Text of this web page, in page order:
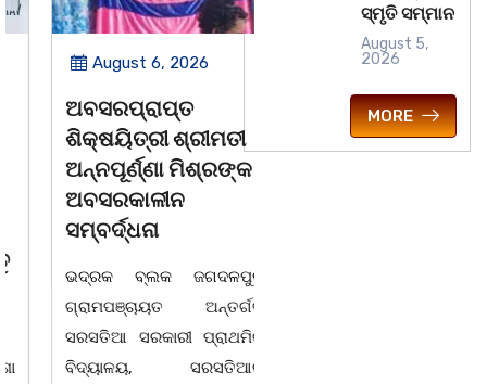
August 6, 2026
ଅବସରପ୍ରାପ୍ତ
ଶିକ୍ଷୟିତ୍ରୀ ଶ୍ରୀମତୀ
ଅନ୍ନପୂର୍ଣ୍ଣା ମିଶ୍ରଙ୍କ
ଅବସରକାଳୀନ
ସମ୍ବର୍ଦ୍ଧନା
ଭଦ୍ରକ ବ୍ଲକ ଜଗଦଳପୁର
ଗ୍ରାମପଞ୍ଚାୟତ ଅନ୍ତର୍ଗତ
ସରସତିଆ ସରକାରୀ ପ୍ରାଥମିକ
ବିଦ୍ୟାଳୟ, ସରସତିଆର
August 6, 2026
ପୁନର୍ବାର ତ୍ରୁଟି ପିଲାଙ୍କୁ
ମୂର୍ଖ କରିବାକୁ
ସ୍ମୃତି ସମ୍ମାନ
August 5,
2026
MORE